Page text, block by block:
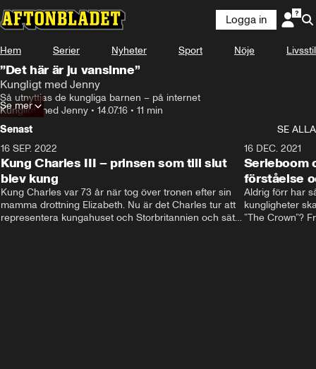
Logga in
Hem Serier Nyheter Sport Nöje Livsstil
”Det här är ju vansinne”
Kungligt med Jenny
Så utnyttjas de kungliga barnen – på internet
Kungligt med Jenny • 14.07.16 • 11 min
Se mer
Senast
SE ALLA
16 SEP. 2022
Kung Charles III – prinsen som till slut
blev kung
Kung Charles var 73 år när tog över tronen efter sin
mamma drottning Elizabeth. Nu är det Charles tur att
representera kungahuset och Storbritannien och sätta
16 DEC. 2021
Serieboom
förståelse
Aldrig förr har
kungligheter
”The Crown”?